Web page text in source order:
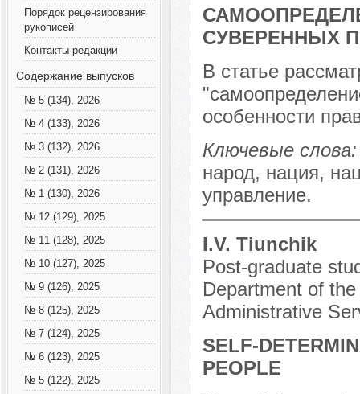
Порядок рецензирования
рукописей
Контакты редакции
Содержание выпусков
№ 5 (134), 2026
№ 4 (133), 2026
№ 3 (132), 2026
№ 2 (131), 2026
№ 1 (130), 2026
№ 12 (129), 2025
№ 11 (128), 2025
№ 10 (127), 2025
№ 9 (126), 2025
№ 8 (125), 2025
№ 7 (124), 2025
№ 6 (123), 2025
№ 5 (122), 2025
СУВЕРЕННЫХ
В статье
особенности
Ключевые слова:
народ, нация,
управление.
I.V. Tiunchik
Post-graduate
Department of
Administrative
SELF-
PEOPLE